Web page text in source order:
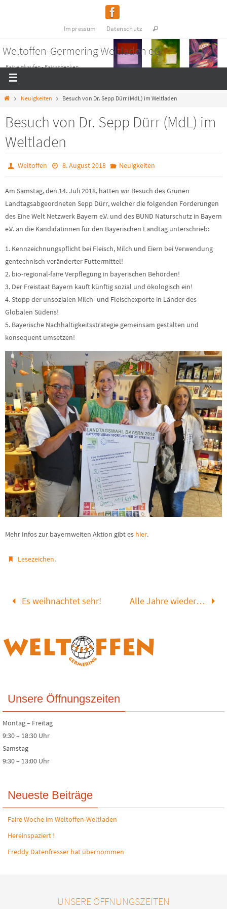
Impressum Datenschutz
Weltoffen-Germering Weltladen eG
Fair einkaufen - Fair schenken
Neuigkeiten Besuch von Dr. Sepp Dürr (MdL) im Weltladen
Besuch von Dr. Sepp Dürr (MdL) im
Weltladen
Weltoffen 8. August 2018 Neuigkeiten
Am Samstag, den 14. Juli 2018, hatten wir Besuch des Grünen
Landtagsabgeordneten Sepp Dürr, welcher die folgenden Forderungen
des Eine Welt Netzwerk Bayern e.V. und des BUND Naturschutz in Bayern
e.V. an die Kandidatinnen für den Bayerischen Landtag unterschrieb:
1. Kennzeichnungspflicht bei Fleisch, Milch und Eiern bei Verwendung
gentechnisch veränderter Futtermittel!
2. bio-regional-faire Verpflegung in bayerischen Behörden!
3. Der Freistaat Bayern kauft künftig sozial und ökologisch ein!
4. Stopp der unsozialen Milch- und Fleischexporte in Länder des
Globalen Südens!
5. Bayerische Nachhaltigkeitsstrategie gemeinsam gestalten und
konsequent umsetzen!
Mehr Infos zur bayernweiten Aktion gibt es hier.
Lesezeichen.
Es weihnachtet sehr! Alle Jahre wieder…
Unsere Öffnungszeiten
Montag – Freitag
9:30 – 18:30 Uhr
Samstag
9:30 – 13:00 Uhr
Neueste Beiträge
Faire Woche im Weltoffen-Weltladen
Hereinspaziert !
Freddy Datenfresser hat übernommen
UNSERE ÖFFNUNGSZEITEN